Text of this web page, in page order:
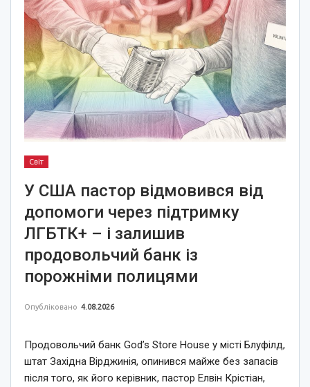
Світ
У США пастор відмовився від
допомоги через підтримку
ЛГБТК+ – і залишив
продовольчий банк із
порожніми полицями
Опубліковано 4.08.2026
Продовольчий банк God’s Store House у місті Блуфілд,
штат Західна Вірджинія, опинився майже без запасів
після того, як його керівник, пастор Елвін Крістіан,